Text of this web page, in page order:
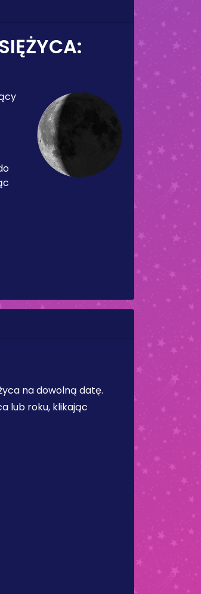
na dowolną datę.
lub roku, klikając